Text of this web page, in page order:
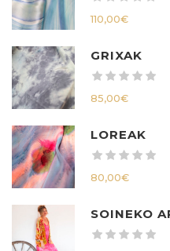
110,00€
GRIXAK
85,00€
LOREAK
80,00€
SOINEKO